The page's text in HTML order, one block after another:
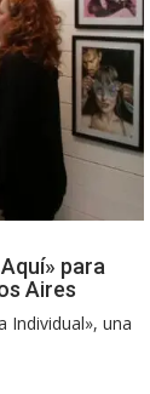
para
Aires
Individual», una